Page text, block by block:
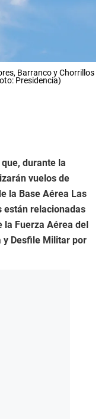
Barranco y Chorrillos
Presidencia)
durante la
vuelos de
la Base Aérea Las
están relacionadas
la Fuerza Aérea del
y Desfile Militar por